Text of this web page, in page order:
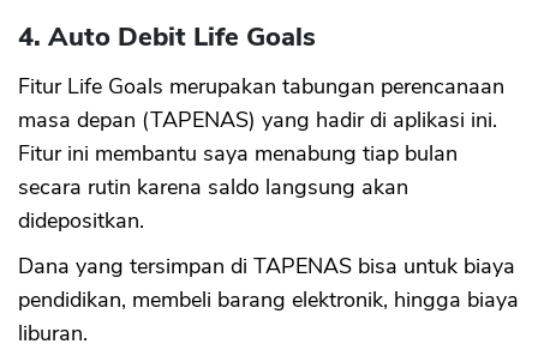
4. Auto Debit Life Goals
Fitur Life Goals merupakan tabungan perencanaan
masa depan (TAPENAS) yang hadir di aplikasi ini.
Fitur ini membantu saya menabung tiap bulan
secara rutin karena saldo langsung akan
didepositkan.
Dana yang tersimpan di TAPENAS bisa untuk biaya
pendidikan, membeli barang elektronik, hingga biaya
liburan.